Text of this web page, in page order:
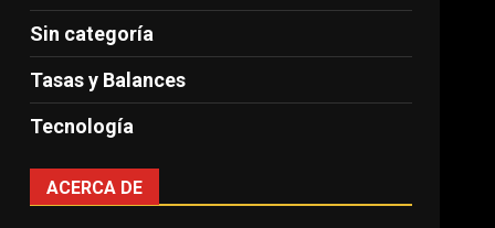
Sin categoría
Tasas y Balances
Tecnología
ACERCA DE